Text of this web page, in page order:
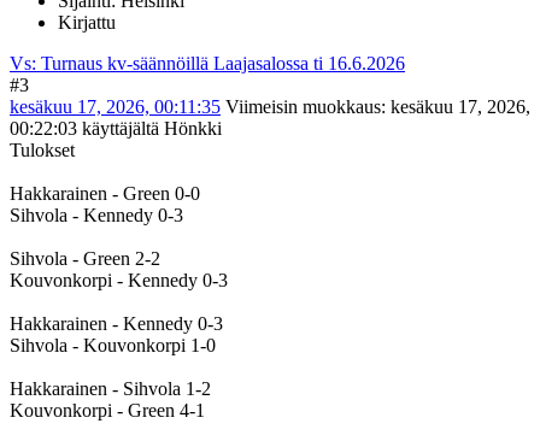
Kirjattu
Vs: Turnaus kv-säännöillä Laajasalossa ti 16.6.2026
#3
kesäkuu 17, 2026, 00:11:35 Viimeisin muokkaus: kesäkuu 17, 2026,
00:22:03 käyttäjältä Hönkki
Tulokset
Hakkarainen - Green 0-0
Sihvola - Kennedy 0-3
Sihvola - Green 2-2
Kouvonkorpi - Kennedy 0-3
Hakkarainen - Kennedy 0-3
Sihvola - Kouvonkorpi 1-0
Hakkarainen - Sihvola 1-2
Kouvonkorpi - Green 4-1